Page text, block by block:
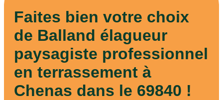
Faites bien votre choix
de Balland élagueur
paysagiste professionnel
en terrassement à
Chenas dans le 69840 !